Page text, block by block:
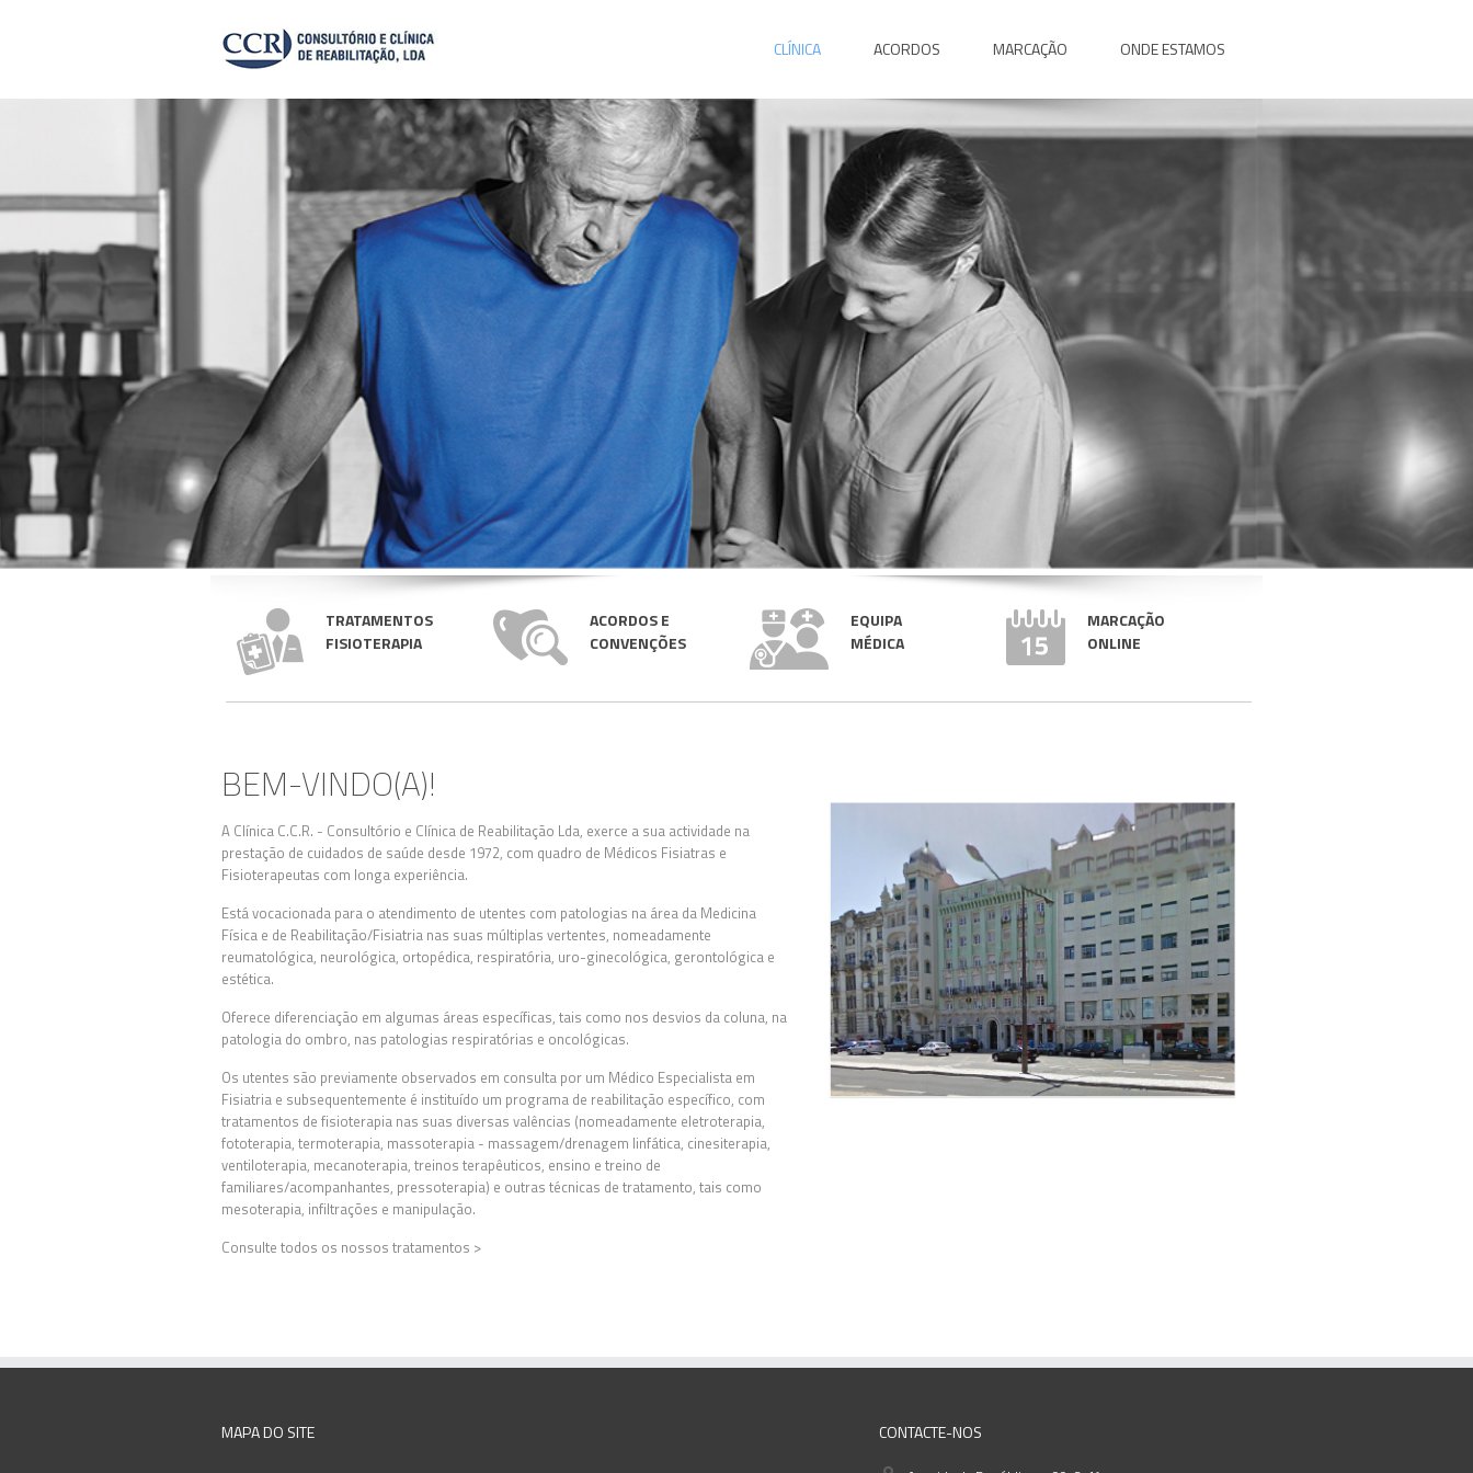
CLÍNICA ACORDOS MARCAÇÃO ONDE ESTAMOS
TRATAMENTOS
FISIOTERAPIA
ACORDOS E
CONVENÇÕES
EQUIPA
MÉDICA
MARCAÇÃO
ONLINE
BEM-VINDO(A)!
A Clínica C.C.R. - Consultório e Clínica de Reabilitação Lda, exerce a sua actividade na
prestação de cuidados de saúde desde 1972, com quadro de Médicos Fisiatras e
Fisioterapeutas com longa experiência.
Está vocacionada para o atendimento de utentes com patologias na área da Medicina
Física e de Reabilitação/Fisiatria nas suas múltiplas vertentes, nomeadamente
reumatológica, neurológica, ortopédica, respiratória, uro-ginecológica, gerontológica e
estética.
Oferece diferenciação em algumas áreas específicas, tais como nos desvios da coluna, na
patologia do ombro, nas patologias respiratórias e oncológicas.
Os utentes são previamente observados em consulta por um Médico Especialista em
Fisiatria e subsequentemente é instituído um programa de reabilitação específico, com
tratamentos de fisioterapia nas suas diversas valências (nomeadamente eletroterapia,
fototerapia, termoterapia, massoterapia - massagem/drenagem linfática, cinesiterapia,
ventiloterapia, mecanoterapia, treinos terapêuticos, ensino e treino de
familiares/acompanhantes, pressoterapia) e outras técnicas de tratamento, tais como
mesoterapia, infiltrações e manipulação.
Consulte todos os nossos tratamentos >
MAPA DO SITE CONTACTE-NOS